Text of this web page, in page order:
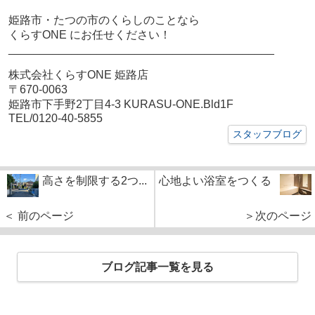
姫路市・たつの市のくらしのことなら
くらすONE にお任せください！
株式会社くらすONE 姫路店
〒670-0063
姫路市下手野2丁目4-3 KURASU-ONE.Bld1F
TEL/0120-40-5855
スタッフブログ
高さを制限する2つ...
＜ 前のページ
心地よい浴室をつくる
＞次のページ
ブログ記事一覧を見る